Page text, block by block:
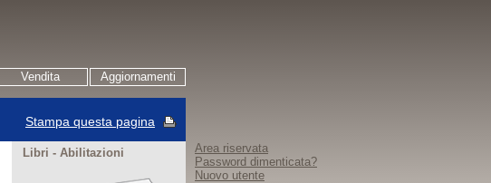
Vendita Aggiornamenti
Stampa questa pagina
Libri - Abilitazioni
Area riservata
Password dimenticata?
Nuovo utente